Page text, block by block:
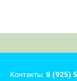
Контакты: 8 (925)